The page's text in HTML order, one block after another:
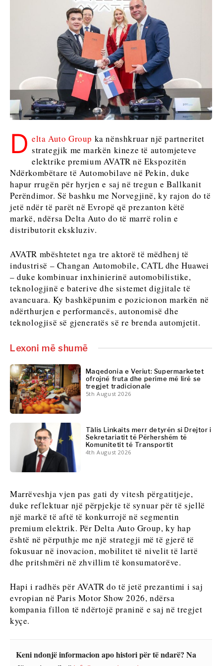
Business &
Economy
Historitë e
Emërime
Bujqësi
Industria
Ndërtim
Energjia
Mjedis
Financa
FMCG
Shitje me pakicë
Qëndrueshmëri
Teknologji
Telekom
Turizëm
Transport
Intervistë
Opinion
Bota
Analizë
Discover
Ngjarjet
Kulturë
Sporti
Rreth nesh Na kontaktoni Reklamo Abonohu
Business &
Economy
Historitë
e
Biznesit
Bujqësi
Industria
Ndërtim
Energjia
Mjedis
Financa
FMCG
Shkencë
Shitje
me
pakicë
Qëndrueshmëri
Teknologji
Telekom
Turizëm
Tregti
Insights
Intervistë
Opinion
Bota
Analizë
Lajme
Ngjarjet
Kulturë
Sporti
Western
Balkans
2030
D elta Auto Group ka nënshkruar një partneritet
strategjik me markën kineze të automjeteve
elektrike premium AVATR në Ekspozitën
Ndërkombëtare të Automobilave në Pekin, duke
hapur rrugën për hyrjen e saj në tregun e Ballkanit
Perëndimor. Së bashku me Norvegjinë, ky rajon do të
jetë ndër të parët në Evropë që prezanton këtë
markë, ndërsa Delta Auto do të marrë rolin e
distributorit ekskluziv.
AVATR mbështetet nga tre aktorë të mëdhenj të
industrisë – Changan Automobile, CATL dhe Huawei
– duke kombinuar inxhinierinë automobilistike,
teknologjinë e baterive dhe sistemet digjitale të
avancuara. Ky bashkëpunim e pozicionon markën në
ndërthurjen e performancës, autonomisë dhe
teknologjisë së gjeneratës së re brenda automjetit.
Lexoni më shumë
Maqedonia e Veriut: Supermarketet
ofrojnë fruta dhe perime më lirë se
tregjet tradicionale
5th August 2026
Tālis Linkaits merr detyrën si Drejtor i
Sekretariatit të Përhershëm të
Komunitetit të Transportit
4th August 2026
Marrëveshja vjen pas gati dy vitesh përgatitjeje,
duke reflektuar një përpjekje të synuar për të sjellë
një markë të aftë të konkurrojë në segmentin
premium elektrik. Për Delta Auto Group, ky hap
është në përputhje me një strategji më të gjerë të
fokusuar në inovacion, mobilitet të nivelit të lartë
dhe pritshmëri në zhvillim të konsumatorëve.
Hapi i radhës për AVATR do të jetë prezantimi i saj
evropian në Paris Motor Show 2026, ndërsa
kompania fillon të ndërtojë praninë e saj në tregjet
kyçe.
Keni ndonjë informacion apo histori për të ndarë? Na